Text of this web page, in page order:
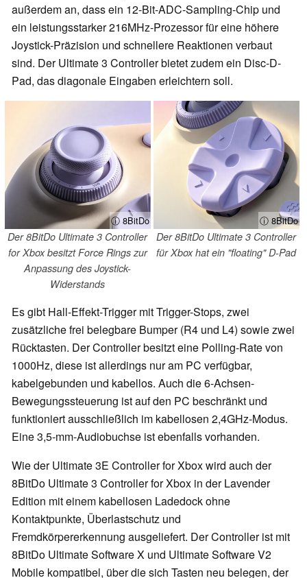
außerdem an, dass ein 12-Bit-ADC-Sampling-Chip und
ein leistungsstarker 216MHz-Prozessor für eine höhere
Joystick-Präzision und schnellere Reaktionen verbaut
sind. Der Ultimate 3 Controller bietet zudem ein Disc-D-
Pad, das diagonale Eingaben erleichtern soll.
ⓘ 8BitDo
Der 8BitDo Ultimate 3 Controller
for Xbox besitzt Force Rings zur
Anpassung des Joystick-
Widerstands
ⓘ 8BitDo
Der 8BitDo Ultimate 3 Controller
für Xbox hat ein "floating" D-Pad
Es gibt Hall-Effekt-Trigger mit Trigger-Stops, zwei
zusätzliche frei belegbare Bumper (R4 und L4) sowie zwei
Rücktasten. Der Controller besitzt eine Polling-Rate von
1000Hz, diese ist allerdings nur am PC verfügbar,
kabelgebunden und kabellos. Auch die 6-Achsen-
Bewegungssteuerung ist auf den PC beschränkt und
funktioniert ausschließlich im kabellosen 2,4GHz-Modus.
Eine 3,5-mm-Audiobuchse ist ebenfalls vorhanden.
Wie der Ultimate 3E Controller for Xbox wird auch der
8BitDo Ultimate 3 Controller for Xbox in der Lavender
Edition mit einem kabellosen Ladedock ohne
Kontaktpunkte, Überlastschutz und
Fremdkörpererkennung ausgeliefert. Der Controller ist mit
8BitDo Ultimate Software X und Ultimate Software V2
Mobile kompatibel, über die sich Tasten neu belegen, der